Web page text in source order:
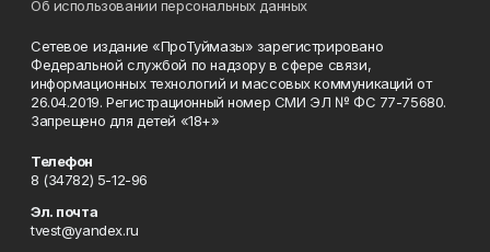
Об использовании персональных данных
Сетевое издание «ПроТуймазы» зарегистрировано
Федеральной службой по надзору в сфере связи,
информационных технологий и массовых коммуникаций от
26.04.2019. Регистрационный номер СМИ ЭЛ № ФС 77-75680.
Запрещено для детей «18+»
Телефон
8 (34782) 5-12-96
Эл. почта
tvest@yandex.ru